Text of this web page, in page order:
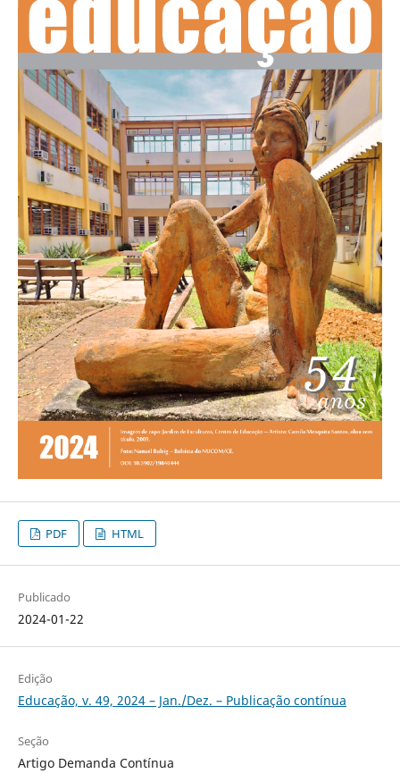
PDF HTML
Publicado
2024-01-22
Edição
Educação, v. 49, 2024 – Jan./Dez. – Publicação contínua
Seção
Artigo Demanda Contínua